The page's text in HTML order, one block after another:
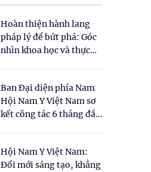
Hoàn thiện hành lang
pháp lý để bứt phá: Góc
nhìn khoa học và thực
cho Luật Y dược cổ
truyền Việt Nam"
Ban Đại diện phía Nam
Hội Nam Y Việt Nam sơ
kết công tác 6 tháng đầu
Hội Nam Y Việt Nam:
Đổi mới sáng tạo, khẳng